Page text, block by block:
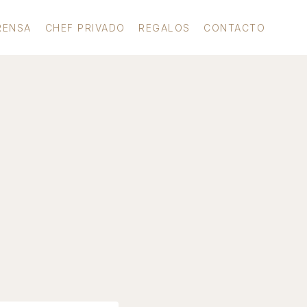
CHEF PRIVADO REGALOS CONTACTO